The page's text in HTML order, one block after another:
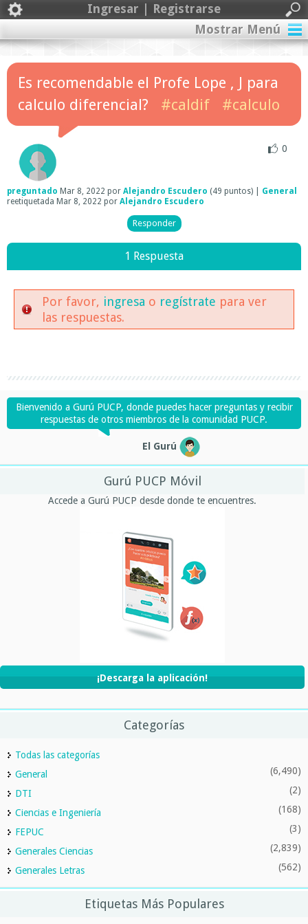
Ingresar | Registrarse
Mostrar Menú
Es recomendable el Profe Lope , J para
calculo diferencial?
#caldif #calculo
0
preguntado Mar 8, 2022 por Alejandro Escudero (49 puntos)
General
reetiquetada Mar 8, 2022 por Alejandro Escudero
1 Respuesta
Por favor, ingresa o regístrate para ver
las respuestas.
Bienvenido a Gurú PUCP, donde puedes hacer preguntas y recibir
respuestas de otros miembros de la comunidad PUCP.
El Gurú
Gurú PUCP Móvil
Accede a Gurú PUCP desde donde te encuentres.
¡Descarga la aplicación!
Categorías
Todas las categorías
General
(6,490)
DTI (2)
Ciencias e Ingeniería (168)
FEPUC (3)
Generales Ciencias (2,839)
Generales Letras (562)
Etiquetas Más Populares